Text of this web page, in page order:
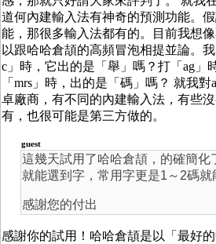
道何內建輸入法有神奇的預測功能。
能，那很多輸入法都有的。目前我想
以跟哈哈倉頡的高頻冒泡相提並論。
c」時，它出的是「舉」嗎？打「ag」
「mrs」時，出的是「碼」嗎？ 就我
卓廠商，有不同的內建輸入法，有些
有，也很可能是第三方做的。
guest
這幾天試用了哈哈倉頡，的確簡化
就能選到字，常用字更是1～2碼就
感謝您的付出
感謝你的試用！哈哈倉頡是以「最好